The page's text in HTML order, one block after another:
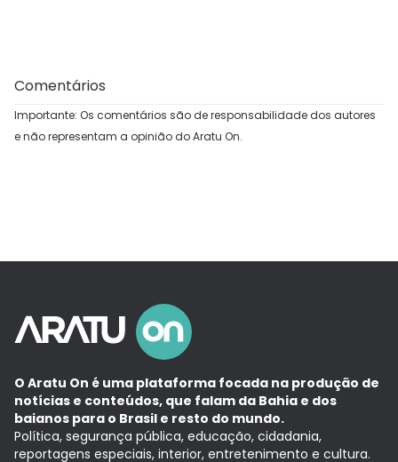
Comentários
Importante: Os comentários são de responsabilidade dos autores
e não representam a opinião do Aratu On.
O Aratu On é uma plataforma focada na produção de
notícias e conteúdos, que falam da Bahia e dos
baianos para o Brasil e resto do mundo.
Política, segurança pública, educação, cidadania,
reportagens especiais, interior, entretenimento e cultura.